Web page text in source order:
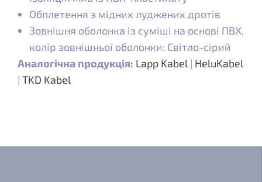
Обплетення з мідних луджених дротів
Зовнішня оболонка із суміші на основі ПВХ,
колір зовнішньої оболонки: Світло-сірий
Аналогічна продукція: Lapp Kabel | HeluKabel
| TKD Kabel